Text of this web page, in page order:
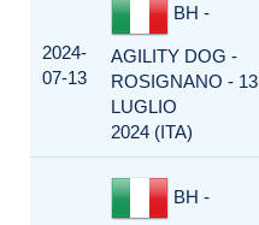
2024-
07-13
BH -
AGILITY DOG -
ROSIGNANO - 13
LUGLIO
2024 (ITA)
BH -